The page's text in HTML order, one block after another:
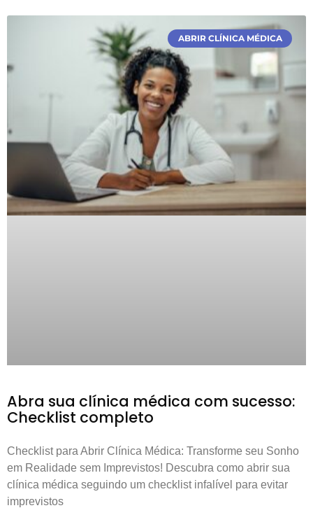
ABRIR CLÍNICA MÉDICA
Abra sua clínica médica com sucesso:
Checklist completo
Checklist para Abrir Clínica Médica: Transforme seu Sonho
em Realidade sem Imprevistos! Descubra como abrir sua
clínica médica seguindo um checklist infalível para evitar
imprevistos